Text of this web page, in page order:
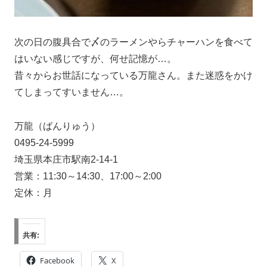
次の日の腹具合で〆のラーメンやらチャーハンを食べて
はいない感じですが、何せ記憶が…。
昔々からお世話になっている万龍さん。また迷惑をかけ
てしまってすいません…。
万龍（ばんりゅう）
0495-24-5999
埼玉県本庄市駅南2-14-1
営業：11:30～14:30、17:00～2:00
定休：月
共有:
Facebook X